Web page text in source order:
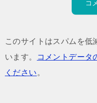
このサイトはスパムを
います。
コメントデータ
ください。